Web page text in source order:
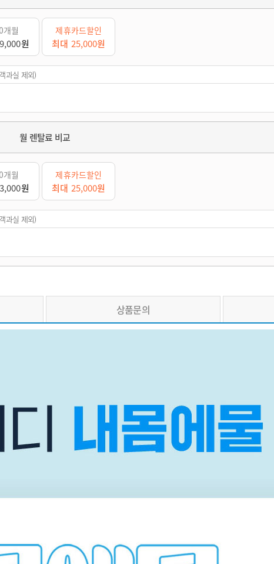
개월
원
제휴카드할인
최대 25,000원
과실 제외)
월 렌탈료 비교
개월
원
제휴카드할인
최대 25,000원
과실 제외)
상품문의